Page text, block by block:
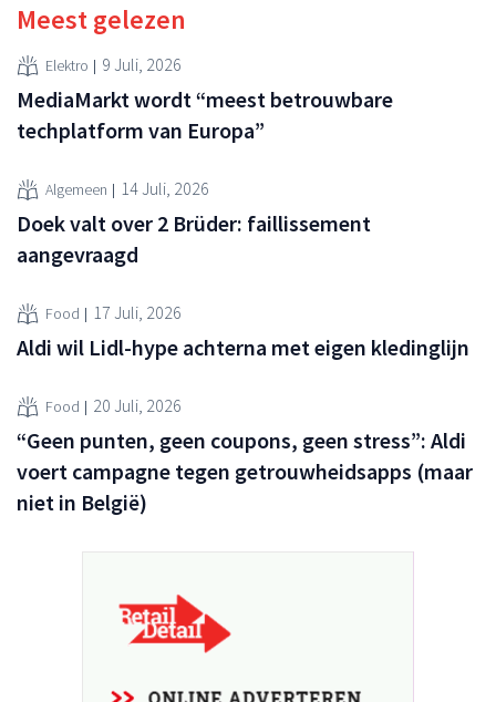
Meest gelezen
Elektro 9 Juli, 2026
MediaMarkt wordt “meest betrouwbare
techplatform van Europa”
Algemeen 14 Juli, 2026
Doek valt over 2 Brüder: faillissement
aangevraagd
Food 17 Juli, 2026
Aldi wil Lidl-hype achterna met eigen kledinglijn
Food 20 Juli, 2026
“Geen punten, geen coupons, geen stress”: Aldi
voert campagne tegen getrouwheidsapps (maar
niet in België)